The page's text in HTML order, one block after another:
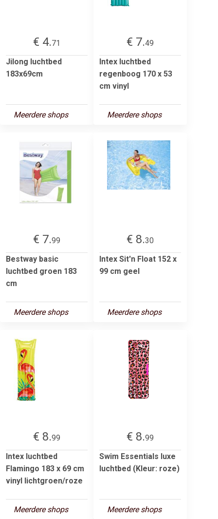
€ 4.71
Jilong luchtbed
183x69cm
Meerdere shops
€ 7.49
Intex luchtbed
regenboog 170 x 53
cm vinyl
Meerdere shops
€ 7.99
Bestway basic
luchtbed groen 183
cm
Meerdere shops
€ 8.30
Intex Sit'n Float 152 x
99 cm geel
Meerdere shops
€ 8.99
Intex luchtbed
Flamingo 183 x 69 cm
vinyl lichtgroen/roze
Meerdere shops
€ 8.99
Swim Essentials luxe
luchtbed (Kleur: roze)
Meerdere shops